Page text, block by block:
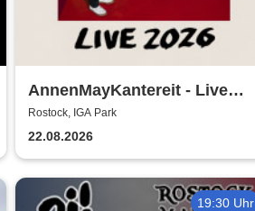
AnnenMayKantereit - Live
2026
Rostock, IGA Park
22.08.2026
19:30 Uhr